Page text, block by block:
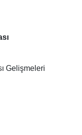
Gelişmeleri